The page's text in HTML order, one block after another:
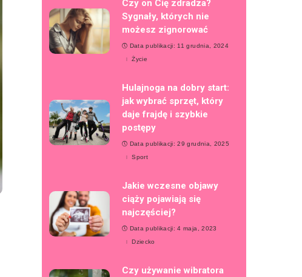
Czy on Cię zdradza?
Sygnały, których nie
możesz zignorować
Data publikacji: 11 grudnia, 2024
Życie
Hulajnoga na dobry start:
jak wybrać sprzęt, który
daje frajdę i szybkie
postępy
Data publikacji: 29 grudnia, 2025
Sport
Jakie wczesne objawy
ciąży pojawiają się
najczęściej?
Data publikacji: 4 maja, 2023
Dziecko
Czy używanie wibratora